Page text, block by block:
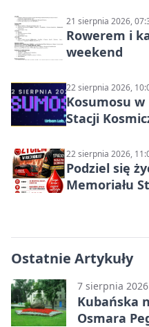
21 sierpnia 2026,
Rowerem i
weekend
22 sierpnia 2026,
Kosumosu
Stacji
22 sierpnia 2026,
Podziel się
Memoriału
Ostatnie Artykuły
7 sierpnia 2026
Kubańska
Osmara